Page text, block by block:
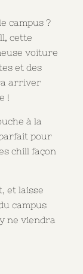
campus ?
, cette
voiture
et des
arriver
!
à la
pour
chill façon
et laisse
campus
ne viendra